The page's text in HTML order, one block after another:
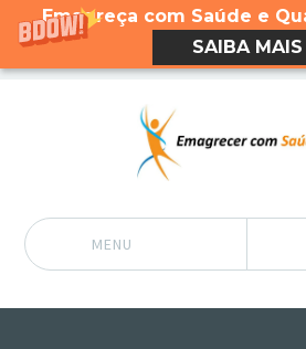
Emagreça com Saúde e
SAIBA MAIS
MENU